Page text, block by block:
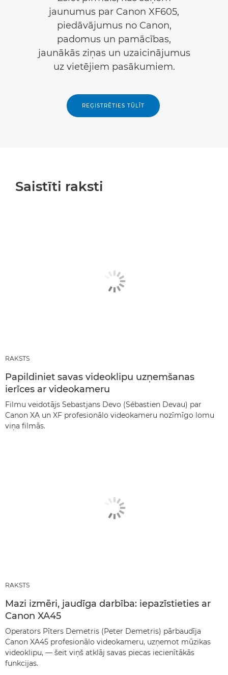
jaunumus par Canon XF605,
piedāvājumus no Canon,
padomus un pamācības,
jaunākās ziņas un uzaicinājumus
uz vietējiem pasākumiem.
REĢISTRĒTIES TŪLĪT
Saistīti raksti
RAKSTS
Papildiniet savas videoklipu uzņemšanas
ierīces ar videokameru
Filmu veidotājs Sebastjans Devo (Sébastien Devau) par
Canon XA un XF profesionālo videokameru nozīmīgo lomu
viņa filmās.
RAKSTS
Mazi izmēri, jaudīga darbība: iepazīstieties ar
Canon XA45
Operators Pīters Demetris (Peter Demetris) pārbaudīja
Canon XA45 profesionālo videokameru, uzņemot mūzikas
videoklipu, — šeit viņš atklāj savas piecas iecienītākās
funkcijas.